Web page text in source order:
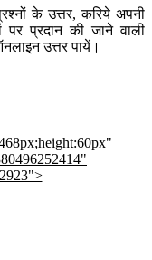
के उत्तर, करिये अपनी
पर प्रदान की जाने वाली
उत्तर पायें।